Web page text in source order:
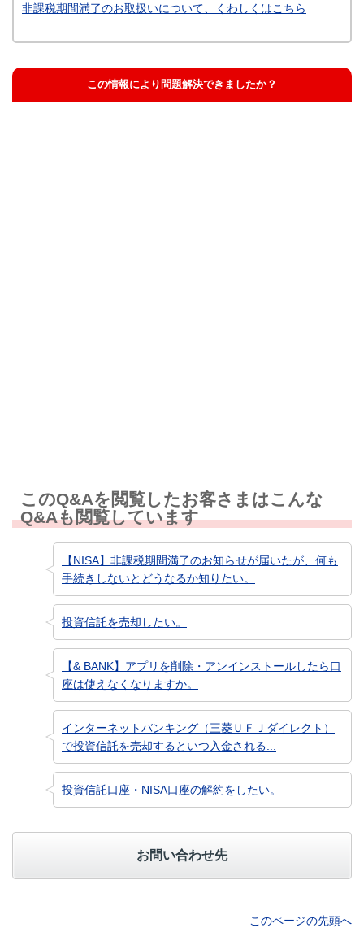
非課税期間満了のお取扱いについて、くわしくはこちら
この情報により問題解決できましたか？
このQ&Aを閲覧したお客さまはこんな
Q&Aも閲覧しています
【NISA】非課税期間満了のお知らせが届いたが、何も
手続きしないとどうなるか知りたい。
投資信託を売却したい。
【& BANK】アプリを削除・アンインストールしたら口
座は使えなくなりますか。
インターネットバンキング（三菱ＵＦＪダイレクト）
で投資信託を売却するといつ入金される...
投資信託口座・NISA口座の解約をしたい。
お問い合わせ先
このページの先頭へ